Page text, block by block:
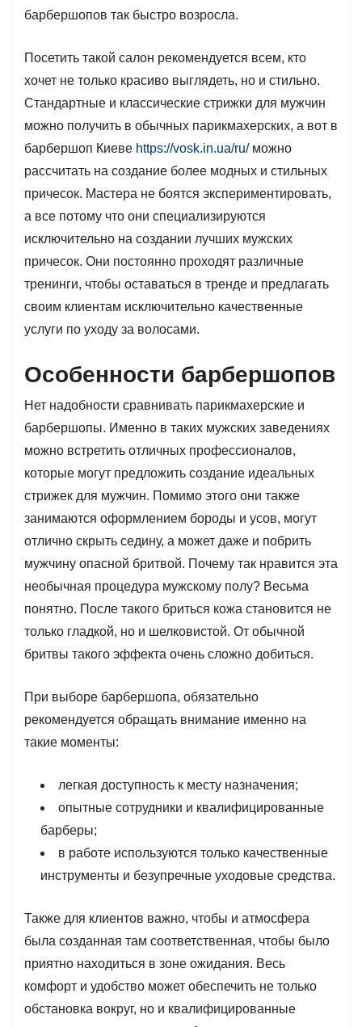
барбершопов так быстро возросла.
Посетить такой салон рекомендуется всем, кто
хочет не только красиво выглядеть, но и стильно.
Стандартные и классические стрижки для мужчин
можно получить в обычных парикмахерских, а вот в
барбершоп Киеве https://vosk.in.ua/ru/можно
рассчитать на создание более модных и стильных
причесок. Мастера не боятся экспериментировать,
а все потому что они специализируются
исключительно на создании лучших мужских
причесок. Они постоянно проходят различные
тренинги, чтобы оставаться в тренде и предлагать
своим клиентам исключительно качественные
услуги по уходу за волосами.
Особенности барбершопов
Нет надобности сравнивать парикмахерские и
барбершопы. Именно в таких мужских заведениях
можно встретить отличных профессионалов,
которые могут предложить создание идеальных
стрижек для мужчин. Помимо этого они также
занимаются оформлением бороды и усов, могут
отлично скрыть седину, а может даже и побрить
мужчину опасной бритвой. Почему так нравится эта
необычная процедура мужскому полу? Весьма
понятно. После такого бриться кожа становится не
только гладкой, но и шелковистой. От обычной
бритвы такого эффекта очень сложно добиться.
При выборе барбершопа, обязательно
рекомендуется обращать внимание именно на
такие моменты:
легкая доступность к месту назначения;
опытные сотрудники и квалифицированные
барберы;
в работе используются только качественные
инструменты и безупречные уходовые средства.
Также для клиентов важно, чтобы и атмосфера
была созданная там соответственная, чтобы было
приятно находиться в зоне ожидания. Весь
комфорт и удобство может обеспечить не только
обстановка вокруг, но и квалифицированные